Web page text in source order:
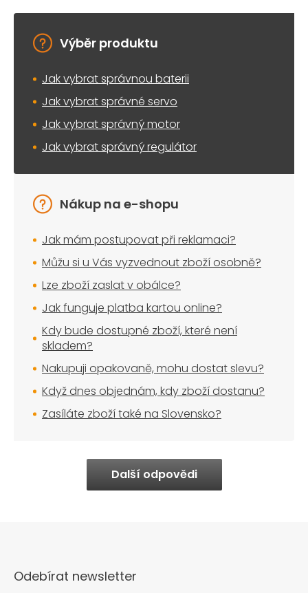
v
y
p
s
u
Výběr produktu
Jak vybrat správnou baterii
Jak vybrat správné servo
Jak vybrat správný motor
Jak vybrat správný regulátor
Nákup na e-shopu
Jak mám postupovat při reklamaci?
Můžu si u Vás vyzvednout zboží osobně?
Lze zboží zaslat v obálce?
Jak funguje platba kartou online?
Kdy bude dostupné zboží, které není
skladem?
Nakupuji opakovaně, mohu dostat slevu?
Když dnes objednám, kdy zboží dostanu?
Zasíláte zboží také na Slovensko?
Další odpovědi
Odebírat newsletter